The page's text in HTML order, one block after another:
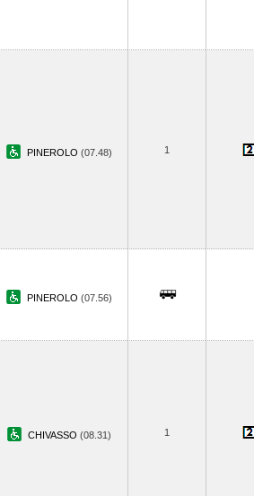
PINEROLO (07.48) 1
PINEROLO (07.56)
CHIVASSO (08.31) 1